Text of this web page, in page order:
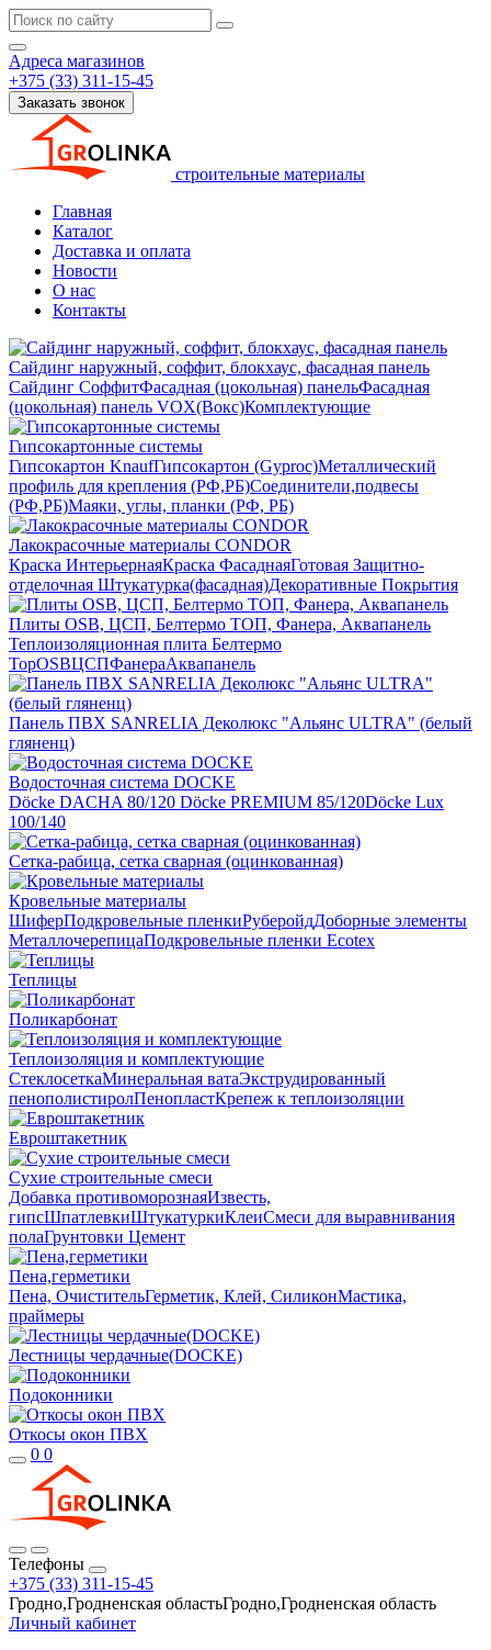
Адреса магазинов
+375 (33) 311-15-45
Заказать звонок
строительные материалы
Главная
Каталог
Доставка и оплата
Новости
О нас
Контакты
Сайдинг наружный, соффит, блокхаус, фасадная панель
Сайдинг СоффитФасадная (цокольная) панельФасадная
(цокольная) панель VOX(Вокс)Комплектующие
Гипсокартонные системы
Гипсокартон KnaufГипсокартон (Gyproc)Металлический
профиль для крепления (РФ,РБ)Соединители,подвесы
(РФ,РБ)Маяки, углы, планки (РФ, РБ)
Лакокрасочные материалы CONDOR
Краска ИнтерьернаяКраска ФасаднаяГотовая Защитно-
отделочная Штукатурка(фасадная)Декоративные Покрытия
Плиты OSB, ЦСП, Белтермо ТОП, Фанера, Аквапанель
Теплоизоляционная плита Белтермо
TopOSBЦСПФанераАквапанель
Панель ПВХ SANRELIA Деколюкс "Альянс ULTRA" (белый
гляненц)
Водосточная система DOCKE
Döсkе DACHA 80/120 Döcke PREMIUM 85/120Döсkе Luх
100/140
Сетка-рабица, сетка сварная (оцинкованная)
Кровельные материалы
ШиферПодкровельные пленкиРуберойдДоборные элементы
МеталлочерепицаПодкровельные пленки Ecotex
Теплицы
Поликарбонат
Теплоизоляция и комплектующие
СтеклосеткаМинеральная ватаЭкструдированный
пенополистиролПенопластКрепеж к теплоизоляции
Евроштакетник
Сухие строительные смеси
Добавка противоморознаяИзвесть,
гипсШпатлевкиШтукатуркиКлеиСмеси для выравнивания
полаГрунтовки Цемент
Пена,герметики
Пена, ОчистительГерметик, Клей, СиликонМастика,
праймеры
Лестницы чердачные(DOCKE)
Подоконники
Откосы окон ПВХ
0 0
Телефоны
+375 (33) 311-15-45
Гродно,Гродненская областьГродно,Гродненская область
Личный кабинет